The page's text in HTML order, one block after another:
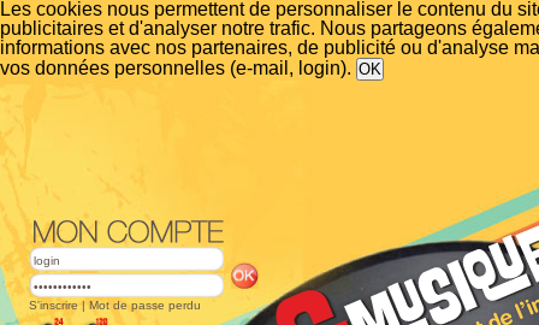
Les cookies nous permettent de personnaliser le contenu du
publicitaires et d'analyser notre trafic. Nous partageons
informations avec nos partenaires, de publicité ou d'analyse
vos données personnelles (e-mail, login).
S'inscrire | Mot de passe perdu